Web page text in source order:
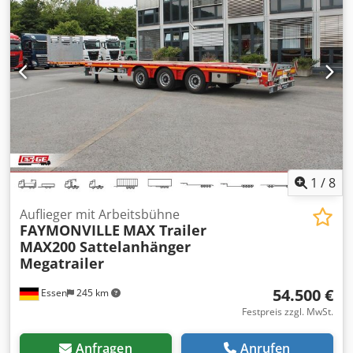
Mehrkammerschlußleuchten Adapterbox fest montiert mit
2x7-poliger Steckdose (1 x ISO 1185 / 1x ISO 3731, 24 V-N /
24 V-S) und 15-poliger Steckdose ISO 12098 LED-
Rundumkennleuchte Compact orange mit Aufsteckrohr,
am Leuchtenträger angeordnet. Schalter in der Leuchte
ändert die Funktion: Rundumleuchte, schnell Crodpfx Aezp
Stützwinden (12t) * Bereifung: 385/65 R22,5 * 1x
Kunststoffwerkzeugkasten * Palettenkasten f. 24 Euro-
Paletten * Aufsattelhöhe: 1.150 mm * Reserveradhalter *
verstärkte Stirnwand * MULTILOCK Aussenrahmen
Crjdpevw Hlcsfx Ac Hsf * 6 Paar Schwerlast-Zurrösen *
Rungentaschen seitlich und mittig * je Seite sechs Stück
verbreiterbare Rungentaschen * je Seite sechs Stück
Seilwinden zur LAdungssicherung * 18 Stück
Einsteckrungen * 4 Stück beleuchtete Überbreiteschilder *
Rundumleuchte ORANGE Beispielfotos Für weitere
Informationen stehen wir Ihnen gerne zur Verfügung. 1 /8
Essen 245 km
Auflieger mit Arbeitsbühne
FAYMONVILLE MAX Trailer
MAX200 Sattelanhänger
Megatrailer
54.500 €
Festpreis zzgl. MwSt.
Anfragen Anrufen